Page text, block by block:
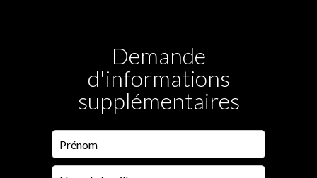
Demande
d'informations
supplémentaires